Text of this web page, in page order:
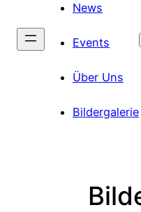
News
Events
Über Uns
Bildergalerie